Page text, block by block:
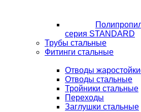
серия STANDARD
Трубы стальные
Фитинги стальные
Отводы
Отводы стальные
Тройники стальные
Переходы
Заглушки стальные